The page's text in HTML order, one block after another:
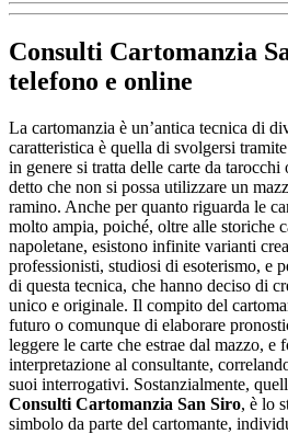
Consulti Cartomanzia
telefono e online
La cartomanzia è un’antica tecnica di
caratteristica è quella di svolgersi
in genere si tratta delle carte da
detto che non si possa utilizzare un
ramino. Anche per quanto riguarda le
molto ampia, poiché, oltre alle storiche
napoletane, esistono infinite varianti
professionisti, studiosi di esoterismo, e
di questa tecnica, che hanno deciso di
unico e originale. Il compito del
futuro o comunque di elaborare
leggere le carte che estrae dal mazzo, e
interpretazione al consultante,
suoi interrogativi. Sostanzialmente,
Consulti Cartomanzia San Siro, è lo
simbolo da parte del cartomante,